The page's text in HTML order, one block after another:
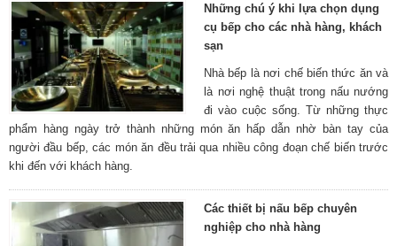
Những chú ý khi lựa chọn dụng
cụ bếp cho các nhà hàng, khách
sạn
Nhà bếp là nơi chế biến thức ăn và
là nơi nghệ thuật trong nấu nướng
đi vào cuộc sống. Từ những thực
phẩm hàng ngày trở thành những món ăn hấp dẫn nhờ bàn tay của
người đầu bếp, các món ăn đều trải qua nhiều công đoạn chế biến trước
khi đến với khách hàng.
Các thiết bị nấu bếp chuyên
nghiệp cho nhà hàng